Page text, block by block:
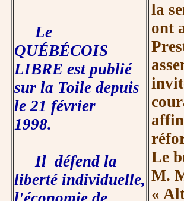
Le
QUÉBÉCOIS
LIBRE est publié
sur la Toile depuis
le 21 février
1998.
Il défend la
liberté individuelle,
la
ont
Le
M.
«